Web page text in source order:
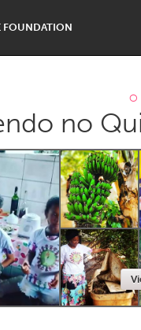
FOUNDATION
Disability
Yerevan
Fleurieu
O
no